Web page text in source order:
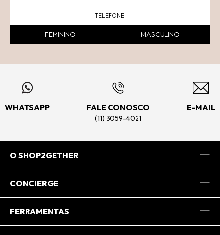
FEMININO MASCULINO
WHATSAPP FALE CONOSCO
(11) 3059-4021
E-MAIL
O SHOP2GETHER
Sobre Nós
CONCIERGE
Central de Relacionamento
FERRAMENTAS